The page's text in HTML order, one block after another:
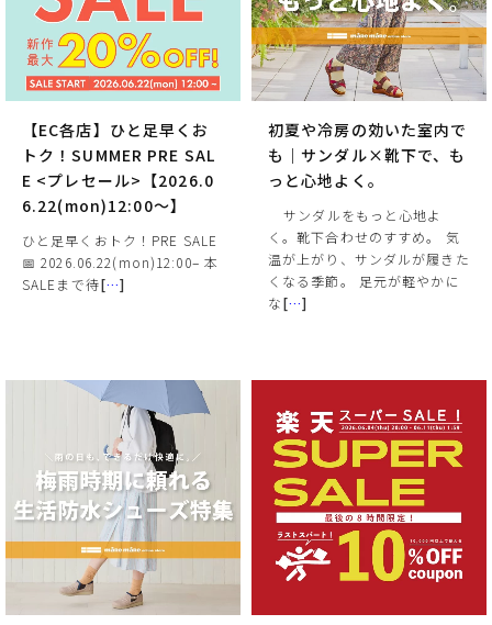
【EC各店】ひと足早くお
トク！SUMMER PRE SAL
E <プレセール>【2026.0
6.22(mon)12:00～】
ひと足早くおトク！PRE SALE
📅 2026.06.22(mon)12:00– 本
SALEまで待[…]
初夏や冷房の効いた室内で
も｜サンダル×靴下で、も
っと心地よく。
⠀ サンダルをもっと心地よ
く。靴下合わせのすすめ。 気
温が上がり、サンダルが履きた
くなる季節。 足元が軽やかに
な[…]